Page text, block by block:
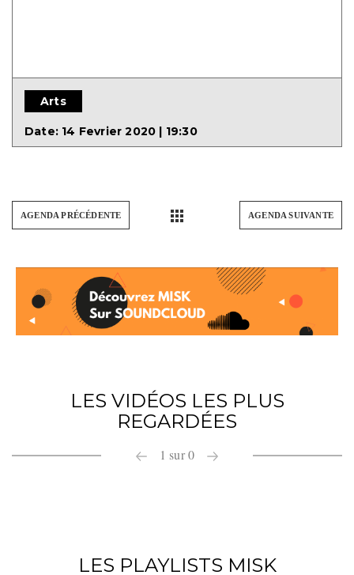
Arts
Date: 14 Fevrier 2020 | 19:30
AGENDA PRÉCÉDENTE AGENDA SUIVANTE
LES VIDÉOS LES PLUS
REGARDÉES
1 sur0
LES PLAYLISTS MISK